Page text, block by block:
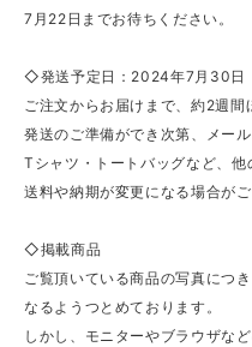
7月22日までお待ちください。
◇発送予定日：2024年7月30日
ご注文からお届けまで、約2週間
発送のご準備ができ次第、メー
Tシャツ・トートバッグなど、他
送料や納期が変更になる場合がご
◇掲載商品
ご覧頂いている商品の写真につ
なるようつとめております。
しかし、モニターやブラウザな